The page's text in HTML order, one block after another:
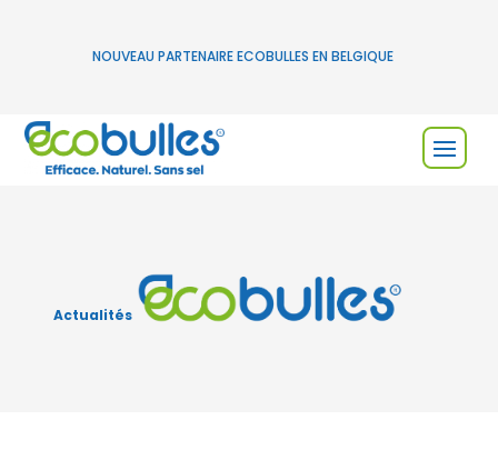
NOUVEAU PARTENAIRE ECOBULLES EN BELGIQUE
Actualités